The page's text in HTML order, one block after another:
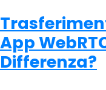
App
Differenza?